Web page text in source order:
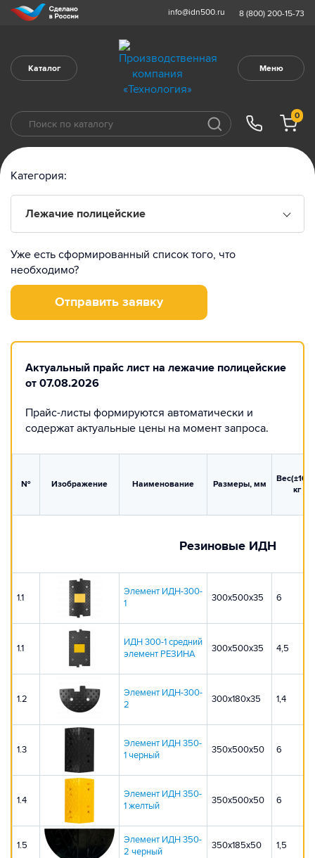
info@idn500.ru 8 (800) 200-15-73
Каталог Меню
0
Уже есть сформированный список того, что
необходимо?
Отправить заявку
Актуальный прайс лист на лежачие полицейские
от 07.08.2026
Прайс-листы формируются автоматически и
содержат актуальные цены на момент запроса.
№ Изображение Наименование Размеры, мм
кг
Резиновые ИДН
1.1
Элемент ИДН-300-
1
300х500х35 6
1.1
ИДН 300-1 средний
элемент РЕЗИНА
300х500х35 4,5
1.2
Элемент ИДН-300-
2
300х180х35 1,4
1.3
Элемент ИДН 350-
1 черный
350х500х50 6
1.4
Элемент ИДН 350-
1 желтый
350х500х50 6
1.5
Элемент ИДН 350-
2 черный
350х185х50 1,5
Категория:
Лежачие полицейские